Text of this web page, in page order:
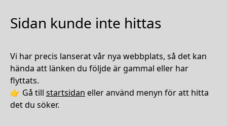
Sidan kunde inte hittas
Vi har precis lanserat vår nya webbplats, så det kan
hända att länken du följde är gammal eller har
flyttats.
👉 Gå till startsidan eller använd menyn för att hitta
det du söker.